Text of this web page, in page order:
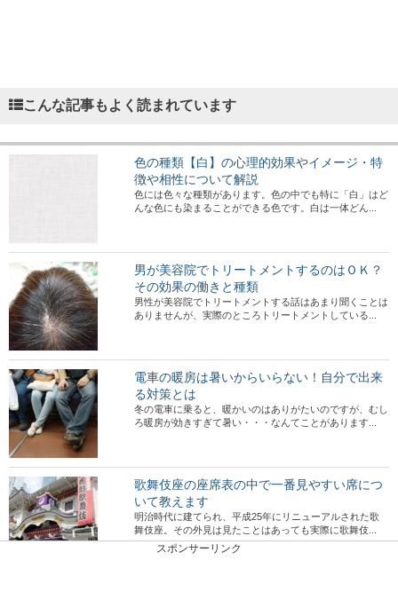
こんな記事もよく読まれています
色の種類【白】の心理的効果やイメージ・特
徴や相性について解説
色には色々な種類があります。色の中でも特に「白」はど
んな色にも染まることができる色です。白は一体どん...
男が美容院でトリートメントするのはＯＫ？
その効果の働きと種類
男性が美容院でトリートメントする話はあまり聞くことは
ありませんが、実際のところトリートメントしている...
電車の暖房は暑いからいらない！自分で出来
る対策とは
冬の電車に乗ると、暖かいのはありがたいのですが、むし
ろ暖房が効きすぎて暑い・・・なんてことがあります...
歌舞伎座の座席表の中で一番見やすい席につ
いて教えます
明治時代に建てられ、平成25年にリニューアルされた歌
舞伎座。その外見は見たことはあっても実際に歌舞伎...
スポンサーリンク